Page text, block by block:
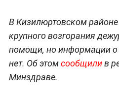
В Кизилюртовском районе
крупного возгорания
помощи, но информации о
нет. Об этомсообщилив
Минздраве.